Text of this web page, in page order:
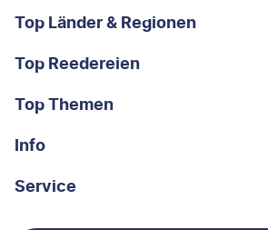
Footer navigation
Top Länder & Regionen
Portugal
Albanien
Griechenland
Top Reedereien
AIDA
MSC Cruises
Costa Kreuzfahrten
Top Themen
Rundreisen
Kleingruppen-Rundreisen
Info
Über uns
Nachhaltigkeit
Service